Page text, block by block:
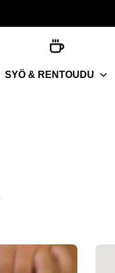
SYÖ & RENTOUDU